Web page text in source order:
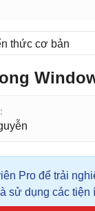
thức cơ bản
Pro để trải
sử dụng các tiện